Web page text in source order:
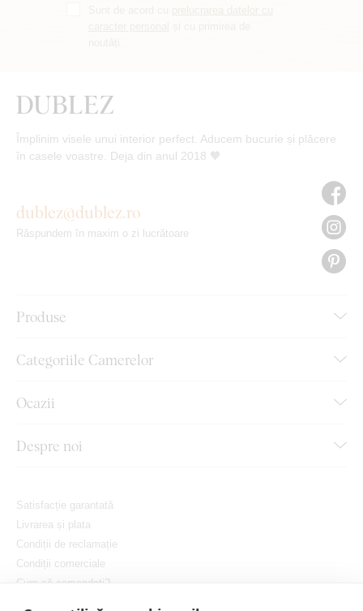
Împlinim visele unui interior perfect. Aducem bucurie și plăcere
în casele voastre. Deja din anul 2018 🧡
Produse
Categoriile Camerelor
Ocazii
Despre noi
dublez@dublez.ro
Răspundem în maxim o zi lucrătoare
Satisfacție garantată
Livrarea și plata
Condiții de reclamație
Condiții comerciale
Cum să comandați?